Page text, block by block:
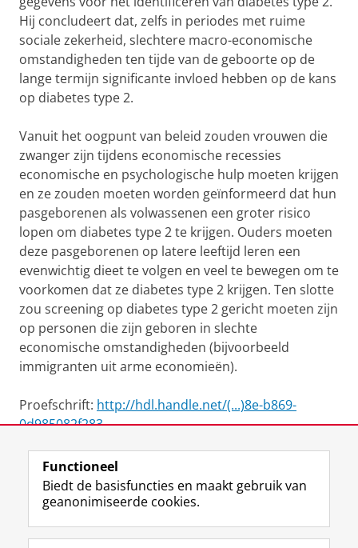
Hij concludeert dat, zelfs in periodes met ruime
sociale zekerheid, slechtere macro-economische
omstandigheden ten tijde van de geboorte op de
lange termijn significante invloed hebben op de kans
op diabetes type 2.
Vanuit het oogpunt van beleid zouden vrouwen die
zwanger zijn tijdens economische recessies
economische en psychologische hulp moeten krijgen
en ze zouden moeten worden geïnformeerd dat hun
pasgeborenen als volwassenen een groter risico
lopen om diabetes type 2 te krijgen. Ouders moeten
deze pasgeborenen op latere leeftijd leren een
evenwichtig dieet te volgen en veel te bewegen om te
voorkomen dat ze diabetes type 2 krijgen. Ten slotte
zou screening op diabetes type 2 gericht moeten zijn
op personen die zijn geboren in slechte
economische omstandigheden (bijvoorbeeld
immigranten uit arme economieën).
Proefschrift: http://hdl.handle.net/(...)8e-b869-
0d985082f283
View this page in:English
Volg de RUG
F
L
R I
Y
Functioneel
Biedt de basisfuncties en maakt gebruik van
geanonimiseerde cookies.